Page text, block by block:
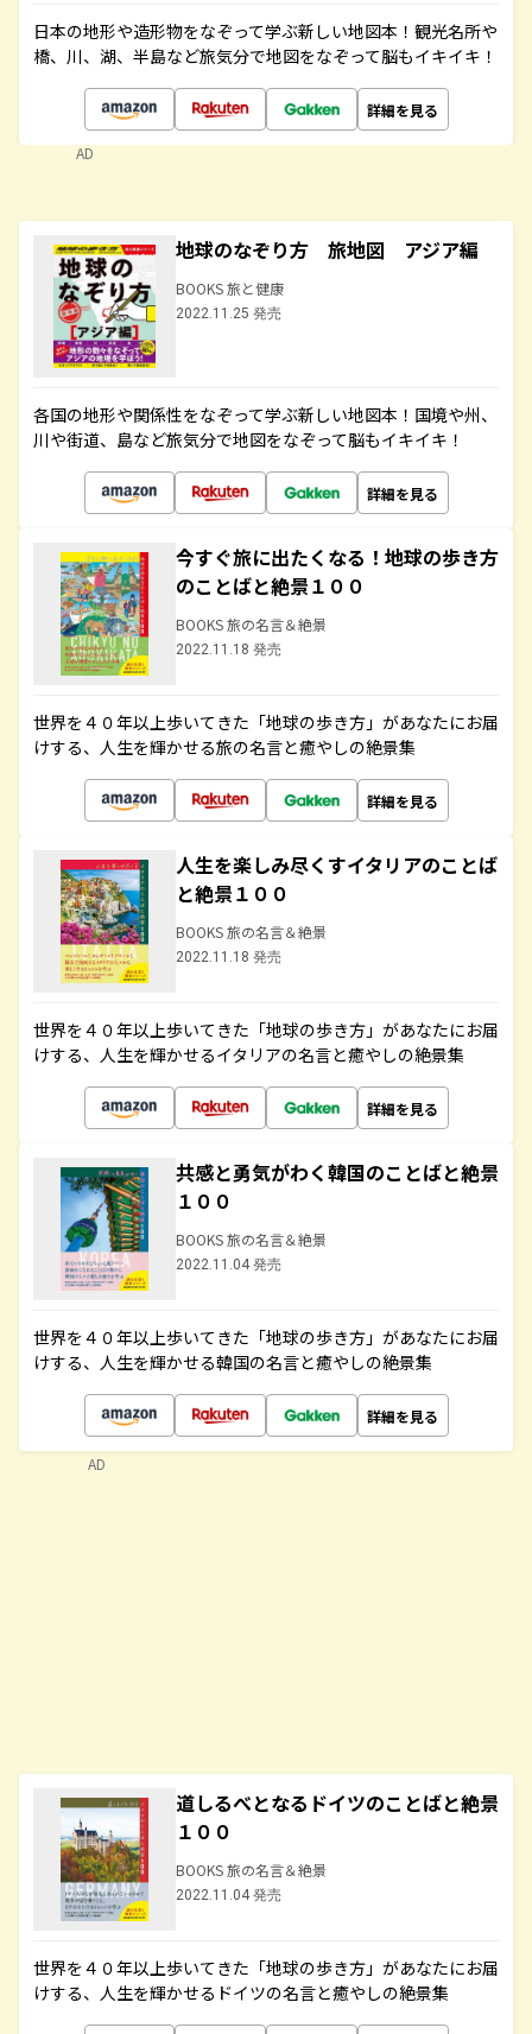
日本の地形や造形物をなぞって学ぶ新しい地図本！観光名所や
橋、川、湖、半島など旅気分で地図をなぞって脳もイキイキ！
詳細を見る
AD
地球のなぞり方 旅地図 アジア編
BOOKS 旅と健康
2022.11.25 発売
各国の地形や関係性をなぞって学ぶ新しい地図本！国境や州、
川や街道、島など旅気分で地図をなぞって脳もイキイキ！
詳細を見る
今すぐ旅に出たくなる！地球の歩き方
のことばと絶景１００
BOOKS 旅の名言＆絶景
2022.11.18 発売
世界を４０年以上歩いてきた「地球の歩き方」があなたにお届
けする、人生を輝かせる旅の名言と癒やしの絶景集
詳細を見る
人生を楽しみ尽くすイタリアのことば
と絶景１００
BOOKS 旅の名言＆絶景
2022.11.18 発売
世界を４０年以上歩いてきた「地球の歩き方」があなたにお届
けする、人生を輝かせるイタリアの名言と癒やしの絶景集
詳細を見る
共感と勇気がわく韓国のことばと絶景
１００
BOOKS 旅の名言＆絶景
2022.11.04 発売
世界を４０年以上歩いてきた「地球の歩き方」があなたにお届
けする、人生を輝かせる韓国の名言と癒やしの絶景集
詳細を見る
道しるべとなるドイツのことばと絶景
１００
BOOKS 旅の名言＆絶景
2022.11.04 発売
世界を４０年以上歩いてきた「地球の歩き方」があなたにお届
けする、人生を輝かせるドイツの名言と癒やしの絶景集
AD